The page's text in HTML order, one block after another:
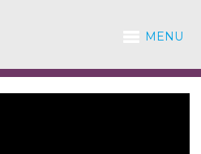
MENU